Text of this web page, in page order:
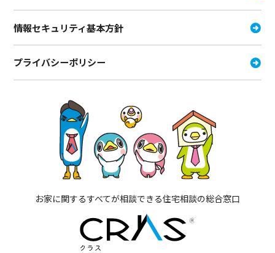
情報セキュリティ基本方針
プライバシーポリシー
お家に関するすべてが相談できる住宅相談の総合窓口